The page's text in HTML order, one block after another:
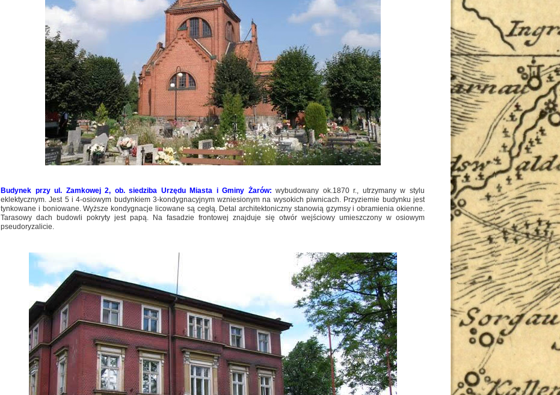
Budynek przy ul. Zamkowej 2, ob. siedziba Urzędu Miasta i Gminy Żarów: wybudowany ok.1870 r., utrzymany w stylu
eklektycznym. Jest 5 i 4-osiowym budynkiem 3-kondygnacyjnym wzniesionym na wysokich piwnicach. Przyziemie budynku jest
tynkowane i boniowane. Wyższe kondygnacje licowane są cegłą. Detal architektoniczny stanowią gzymsy i obramienia okienne.
Tarasowy dach budowli pokryty jest papą. Na fasadzie frontowej znajduje się otwór wejściowy umieszczony w osiowym
pseudoryzalicie.